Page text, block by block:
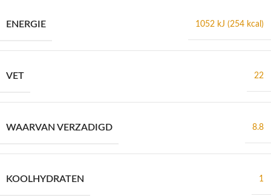
ENERGIE 1052 kJ (254 kcal)
VET 22
WAARVAN VERZADIGD 8.8
KOOLHYDRATEN 1